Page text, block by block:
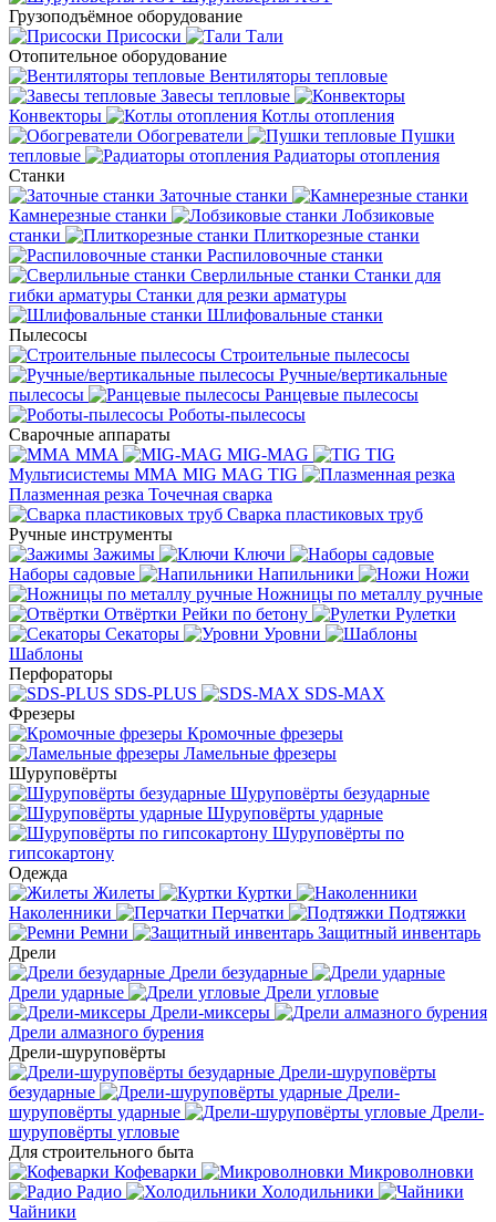
Грузоподъёмное оборудование
Присоски
Тали
Отопительное оборудование
Вентиляторы тепловые
Завесы тепловые
Конвекторы
Котлы отопления
Обогреватели
Пушки
тепловые
Радиаторы отопления
Станки
Заточные станки
Камнерезные станки
Лобзиковые
станки
Плиткорезные станки
Распиловочные станки
Сверлильные станки Станки для
гибки арматуры Станки для резки арматуры
Шлифовальные станки
Пылесосы
Строительные пылесосы
Ручные/вертикальные
пылесосы
Ранцевые пылесосы
Роботы-пылесосы
Сварочные аппараты
MMA
MIG-MAG
TIG
Мультисистемы ММА MIG MAG TIG
Плазменная резка Точечная сварка
Cварка пластиковых труб
Ручные инструменты
Зажимы
Ключи
Наборы садовые
Напильники
Ножи
Ножницы по металлу ручные
Отвёртки Рейки по бетону
Рулетки
Секаторы
Уровни
Шаблоны
Перфораторы
SDS-PLUS
SDS-MAX
Фрезеры
Кромочные фрезеры
Ламельные фрезеры
Шуруповёрты
Шуруповёрты безударные
Шуруповёрты ударные
Шуруповёрты по
гипсокартону
Одежда
Жилеты
Куртки
Наколенники
Перчатки
Подтяжки
Ремни
Защитный инвентарь
Дрели
Дрели безударные
Дрели ударные
Дрели угловые
Дрели-миксеры
Дрели алмазного бурения
Дрели-шуруповёрты
Дрели-шуруповёрты
безударные
Дрели-
шуруповёрты ударные
Дрели-
шуруповёрты угловые
Для строительного быта
Кофеварки
Микроволновки
Радио
Холодильники
Чайники